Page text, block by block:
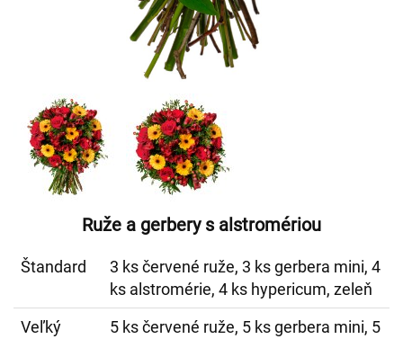
Ruže a gerbery s alstromériou
Štandard
3 ks červené ruže, 3 ks gerbera mini, 4
ks alstromérie, 4 ks hypericum, zeleň
Veľký
5 ks červené ruže, 5 ks gerbera mini, 5